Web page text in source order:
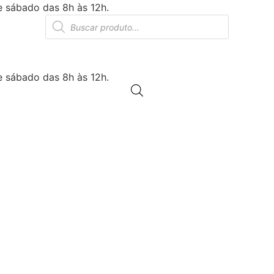
das 8h às 12h.
Products
search
das 8h às 12h.